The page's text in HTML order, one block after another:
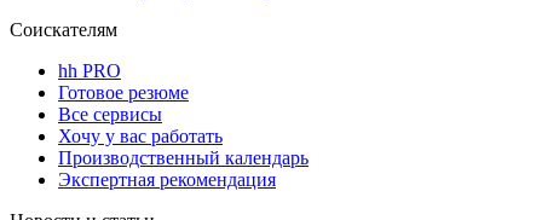
Соискателям
hh PRO
Готовое резюме
Все сервисы
Хочу у вас работать
Производственный календарь
Экспертная рекомендация